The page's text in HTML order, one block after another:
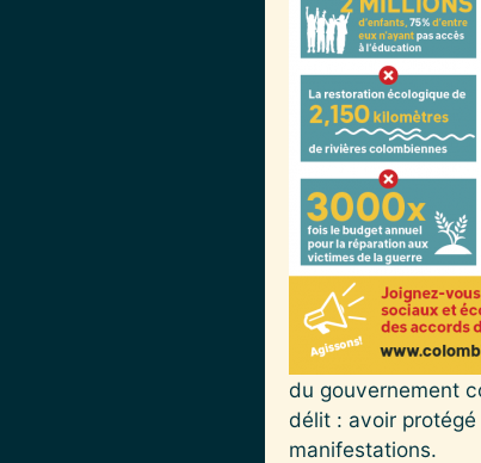
du gouvernement
délit : avoir
manifestations.